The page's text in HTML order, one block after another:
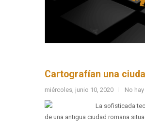
Cartografían una
miércoles, junio 10, 2020 No
La sofisticada
de una antigua ciudad romana